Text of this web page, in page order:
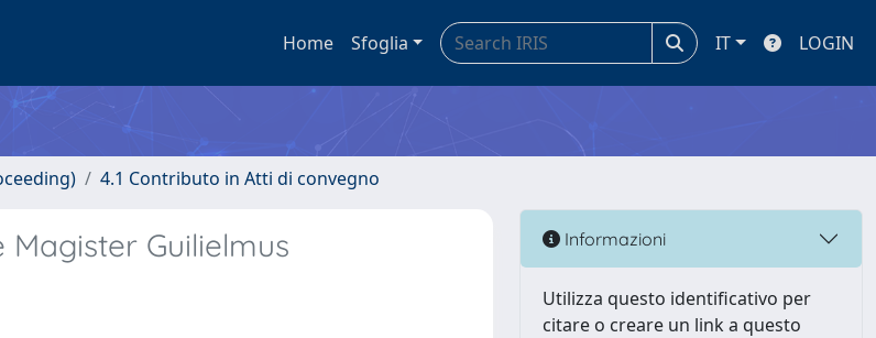
Home Sfoglia IT LOGIN
4.1 Contributo in Atti di convegno
Guilielmus Informazioni
Utilizza questo identificativo per
citare o creare un link a questo